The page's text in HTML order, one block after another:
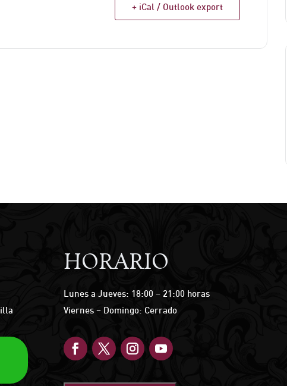
+ iCal / Outlook export
HORARIO
Lunes a Jueves: 18:00 – 21:00 horas
Viernes – Domingo: Cerrado